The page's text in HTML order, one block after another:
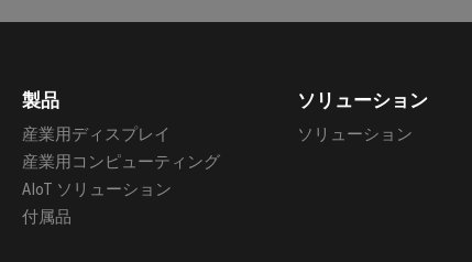
製品
産業用ディスプレイ
産業用コンピューティング
AIoT ソリューション
付属品
ソリューション
ソリューション